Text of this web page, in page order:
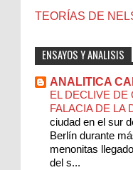
TEORÍAS DE
ENSAYOS Y ANALISIS
ANALITICA
EL DECLIVE DE
FALACIA DE LA
ciudad en el sur
Berlín durante
menonitas
del s...